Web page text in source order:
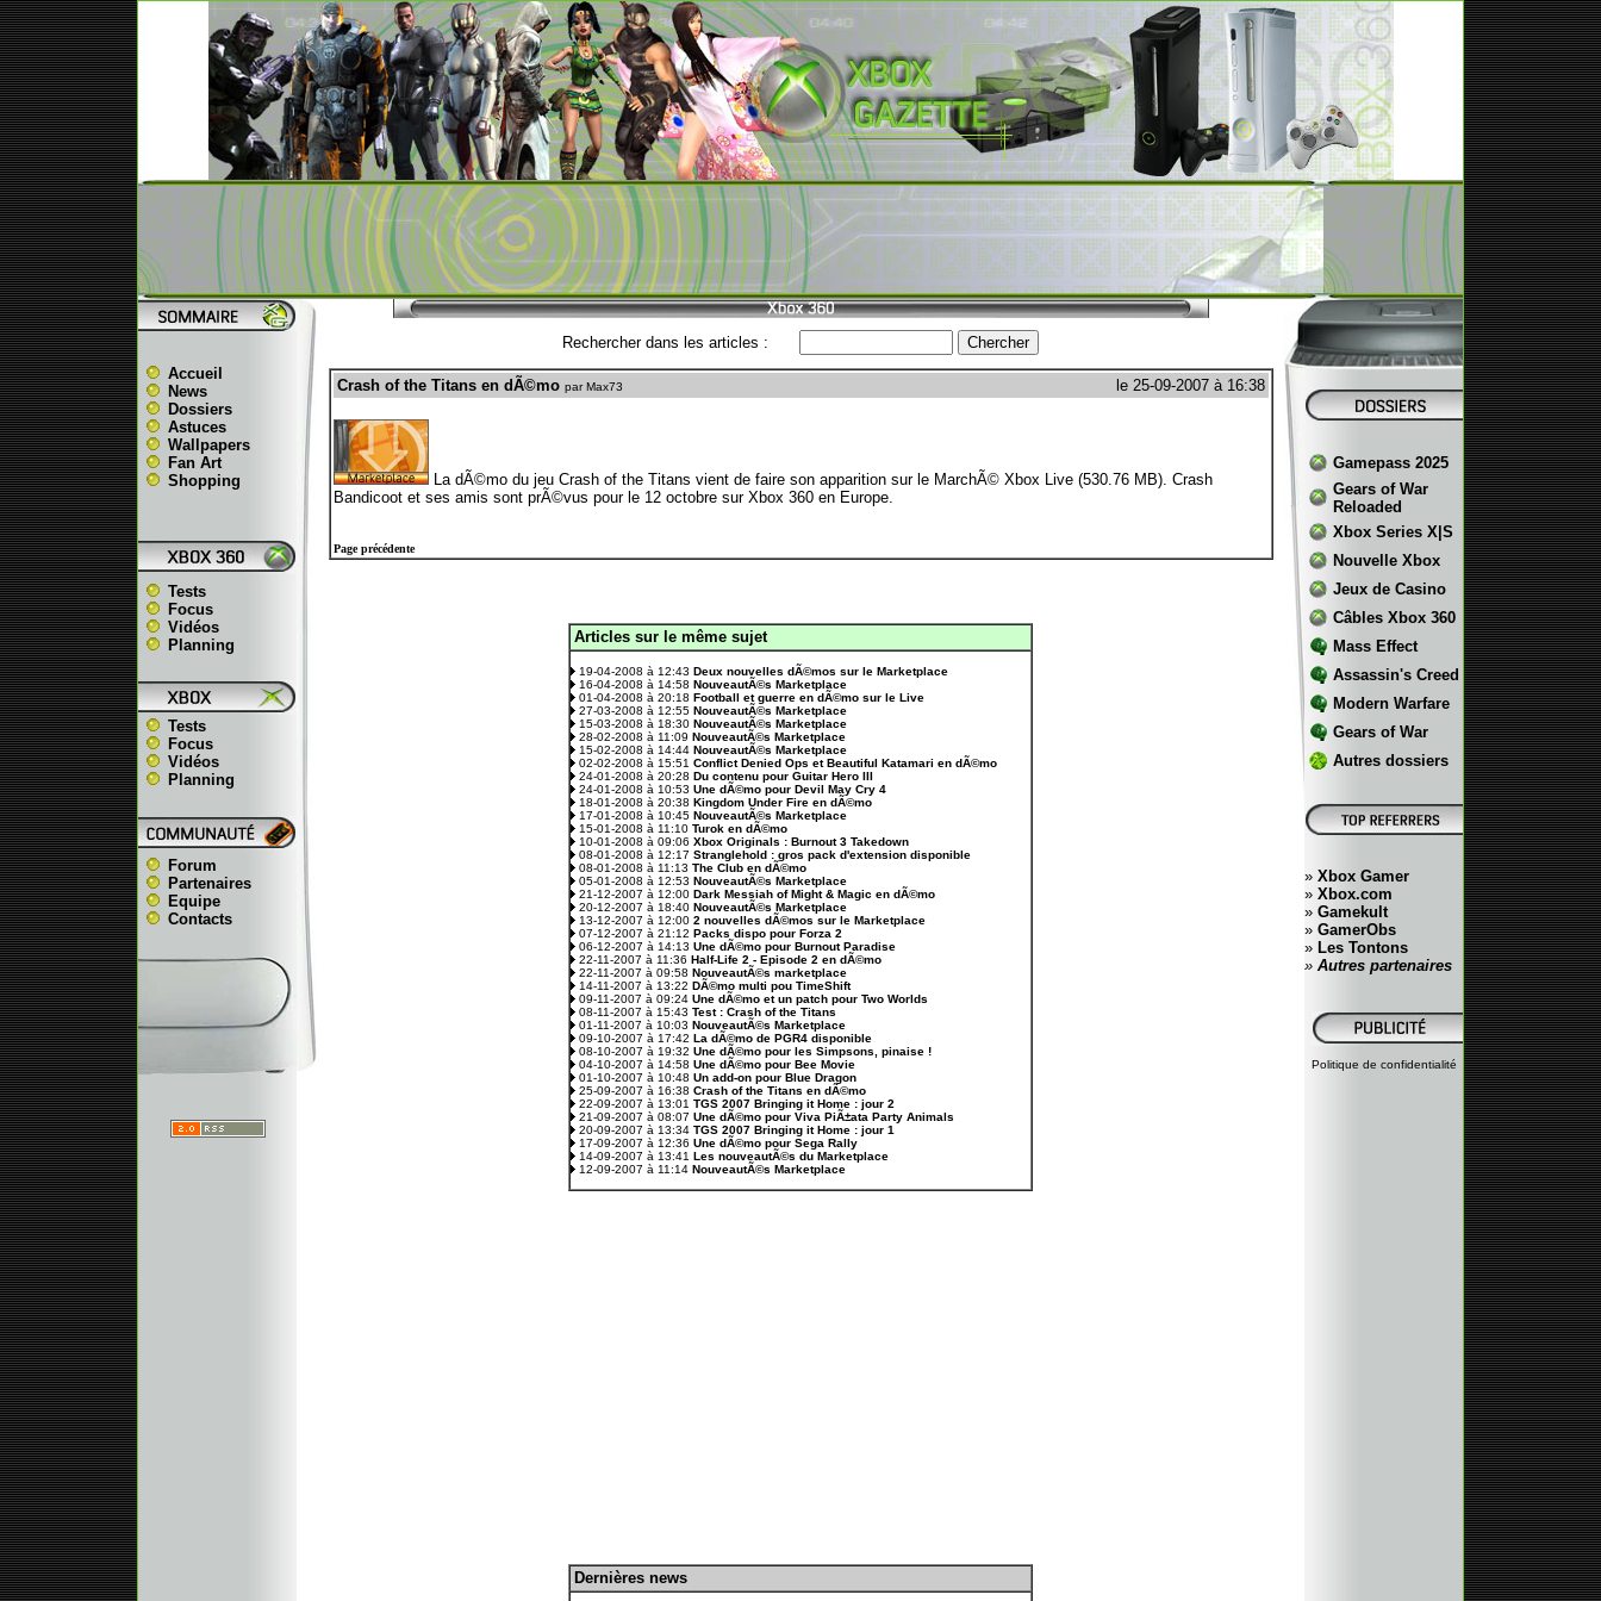
Accueil
News
Dossiers
Astuces
Wallpapers
Fan Art
Shopping
Tests
Focus
Vidéos
Planning
Tests
Focus
Vidéos
Planning
Forum
Partenaires
Equipe
Contacts
Rechercher dans les articles :
Crash of the Titans en dÃ©mo par Max73 le 25-09-2007 à 16:38
La dÃ©mo du jeu Crash of the Titans vient de faire son apparition sur le MarchÃ© Xbox Live (530.76 MB). Crash
Bandicoot et ses amis sont prÃ©vus pour le 12 octobre sur Xbox 360 en Europe.
Page précédente
Articles sur le même sujet
19-04-2008 à 12:43 Deux nouvelles dÃ©mos sur le Marketplace
16-04-2008 à 14:58 NouveautÃ©s Marketplace
01-04-2008 à 20:18 Football et guerre en dÃ©mo sur le Live
27-03-2008 à 12:55 NouveautÃ©s Marketplace
15-03-2008 à 18:30 NouveautÃ©s Marketplace
28-02-2008 à 11:09 NouveautÃ©s Marketplace
15-02-2008 à 14:44 NouveautÃ©s Marketplace
02-02-2008 à 15:51 Conflict Denied Ops et Beautiful Katamari en dÃ©mo
24-01-2008 à 20:28 Du contenu pour Guitar Hero III
24-01-2008 à 10:53 Une dÃ©mo pour Devil May Cry 4
18-01-2008 à 20:38 Kingdom Under Fire en dÃ©mo
17-01-2008 à 10:45 NouveautÃ©s Marketplace
15-01-2008 à 11:10 Turok en dÃ©mo
10-01-2008 à 09:06 Xbox Originals : Burnout 3 Takedown
08-01-2008 à 12:17 Stranglehold : gros pack d'extension disponible
08-01-2008 à 11:13 The Club en dÃ©mo
05-01-2008 à 12:53 NouveautÃ©s Marketplace
21-12-2007 à 12:00 Dark Messiah of Might & Magic en dÃ©mo
20-12-2007 à 18:40 NouveautÃ©s Marketplace
13-12-2007 à 12:00 2 nouvelles dÃ©mos sur le Marketplace
07-12-2007 à 21:12 Packs dispo pour Forza 2
06-12-2007 à 14:13 Une dÃ©mo pour Burnout Paradise
22-11-2007 à 11:36 Half-Life 2 - Episode 2 en dÃ©mo
22-11-2007 à 09:58 NouveautÃ©s marketplace
14-11-2007 à 13:22 DÃ©mo multi pou TimeShift
09-11-2007 à 09:24 Une dÃ©mo et un patch pour Two Worlds
08-11-2007 à 15:43 Test : Crash of the Titans
01-11-2007 à 10:03 NouveautÃ©s Marketplace
09-10-2007 à 17:42 La dÃ©mo de PGR4 disponible
08-10-2007 à 19:32 Une dÃ©mo pour les Simpsons, pinaise !
04-10-2007 à 14:58 Une dÃ©mo pour Bee Movie
01-10-2007 à 10:48 Un add-on pour Blue Dragon
25-09-2007 à 16:38 Crash of the Titans en dÃ©mo
22-09-2007 à 13:01 TGS 2007 Bringing it Home : jour 2
21-09-2007 à 08:07 Une dÃ©mo pour Viva PiÃ±ata Party Animals
20-09-2007 à 13:34 TGS 2007 Bringing it Home : jour 1
17-09-2007 à 12:36 Une dÃ©mo pour Sega Rally
14-09-2007 à 13:41 Les nouveautÃ©s du Marketplace
12-09-2007 à 11:14 NouveautÃ©s Marketplace
Dernières news
Gamepass 2025
Gears of War
Reloaded
Xbox Series X|S
Nouvelle Xbox
Jeux de Casino
Câbles Xbox 360
Mass Effect
Assassin's Creed
Modern Warfare
Gears of War
Autres dossiers
» Xbox Gamer
» Xbox.com
» Gamekult
» GamerObs
» Les Tontons
» Autres partenaires
Politique de confidentialité